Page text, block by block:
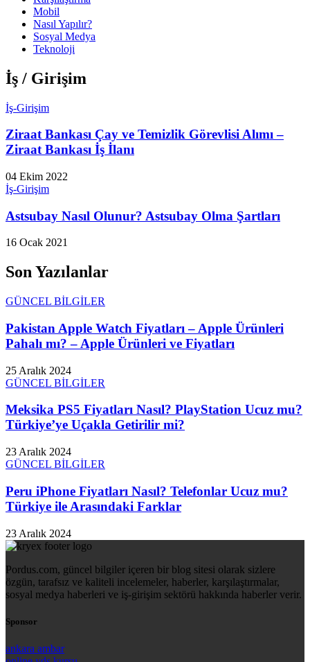
Mobil
Nasıl Yapılır?
Sosyal Medya
Teknoloji
İş / Girişim
İş-Girişim
Ziraat Bankası Çay ve Temizlik Görevlisi Alımı –
Ziraat Bankası İş İlanı
04 Ekim 2022
İş-Girişim
Astsubay Nasıl Olunur? Astsubay Olma Şartları
16 Ocak 2021
Son Yazılanlar
GÜNCEL BİLGİLER
Pakistan Apple Watch Fiyatları – Apple Ürünleri
Pahalı mı? – Apple Ürünleri ve Fiyatları
25 Aralık 2024
GÜNCEL BİLGİLER
Meksika PS5 Fiyatları Nasıl? PlayStation Ucuz mu?
Türkiye’ye Uçakla Getirilir mi?
23 Aralık 2024
GÜNCEL BİLGİLER
Peru iPhone Fiyatları Nasıl? Telefonlar Ucuz mu?
Türkiye ile Arasındaki Farklar
23 Aralık 2024
Pordus.com, güncel bilgiler içeren bir blog sitesi olarak sizlere
özgün, tarafsız ve kaliteli incelemeler, haberler, karşılaştırmalar,
sosyal medya haberleri ve iş-girişim sektörü hakkında haberler verir.
Sponsor
ankara ambar